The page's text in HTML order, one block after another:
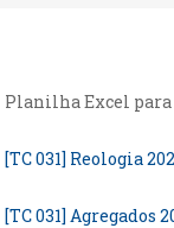
Planilha Excel
[TC 031] Reologia
[TC 031] Agregados